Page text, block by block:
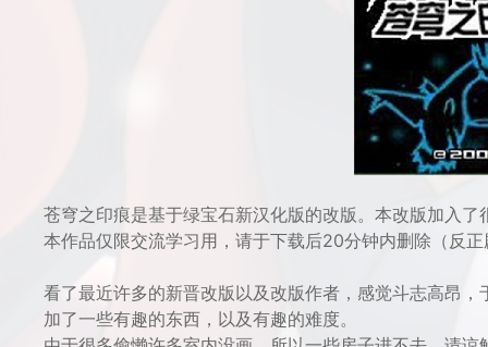
苍穹之印痕是基于绿宝石新汉化版的改版。本改版加入
本作品仅限交流学习用，请于下载后20分钟内删除（反
看了最近许多的新晋改版以及改版作者，感觉斗志高昂
加了一些有趣的东西，以及有趣的难度。